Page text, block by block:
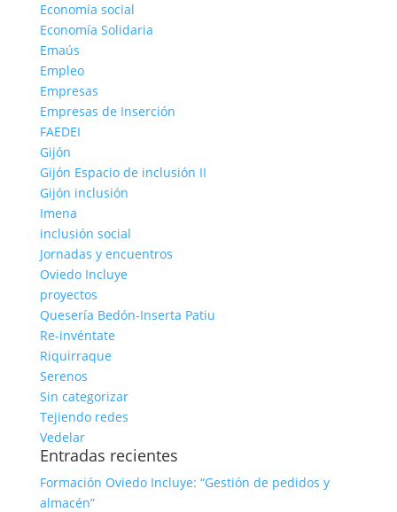
Economía social
Economía Solidaria
Emaús
Empleo
Empresas
Empresas de Inserción
FAEDEI
Gijón
Gijón Espacio de inclusión II
Gijón inclusión
Imena
inclusión social
Jornadas y encuentros
Oviedo Incluye
proyectos
Quesería Bedón-Inserta Patiu
Re-invéntate
Riquirraque
Serenos
Sin categorizar
Tejiendo redes
Vedelar
Entradas recientes
Formación Oviedo Incluye: “Gestión de pedidos y
almacén”